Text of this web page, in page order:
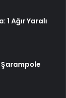
1 Ağır Yaralı